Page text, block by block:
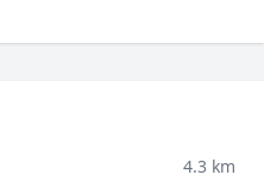
4.3 km